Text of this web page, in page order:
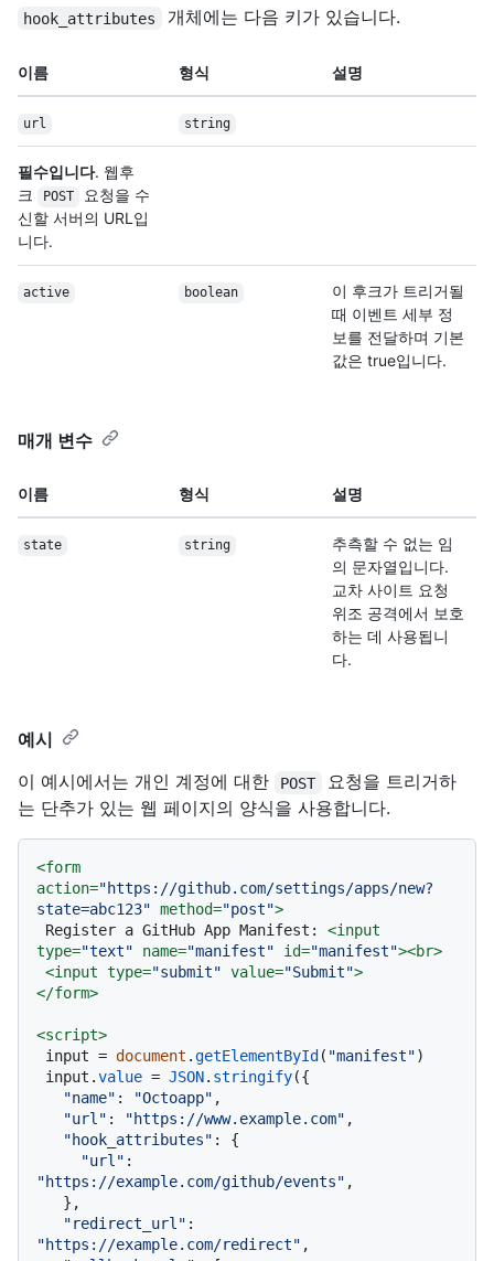
hook_attributes 개체에는 다음 키가 있습니다.
이름 형식 설명
url string
필수입니다. 웹후
크
POST
요청을 수
신할 서버의 URL입
니다.
active boolean
이 후크가 트리거될
때 이벤트 세부 정
보를 전달하며 기본
값은 true입니다.
매개 변수
이름 형식 설명
state string
추측할 수 없는 임
의 문자열입니다.
교차 사이트 요청
위조 공격에서 보호
하는 데 사용됩니
다.
예시
이 예시에서는 개인 계정에 대한
POST
요청을 트리거하
는 단추가 있는 웹 페이지의 양식을 사용합니다.
<form
action="https://github.com/settings/apps/new?
state=abc123" method="post">
Register a GitHub App Manifest: <input
type="text" name="manifest" id="manifest"><br>
<input type="submit" value="Submit">
</form>
<script>
input = document .getElementById ( "manifest")
input.value = JSON. stringify({
"name" : "Octoapp" ,
"url" : "https://www.example.com" ,
"hook_attributes" : {
"url"
"https://example.com/github/events" ,
"redirect_url"
"https://example.com/redirect" ,